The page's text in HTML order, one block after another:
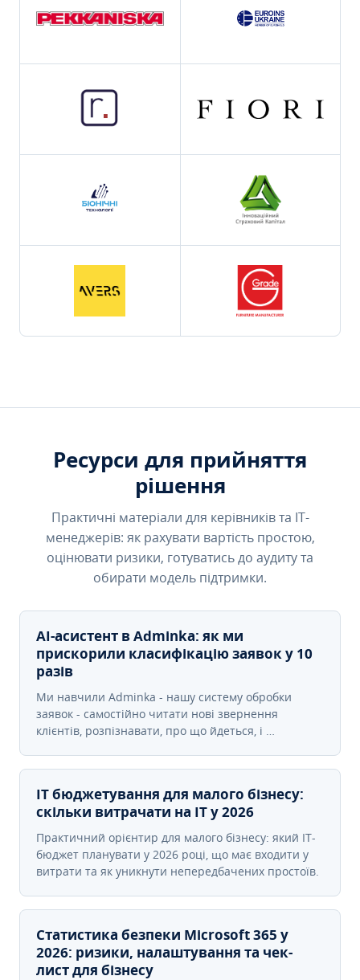
Ресурси для прийняття
рішення
Практичні матеріали для керівників та IT-
менеджерів: як рахувати вартість простою,
оцінювати ризики, готуватись до аудиту та
обирати модель підтримки.
AI-асистент в Adminka: як ми
прискорили класифікацію заявок у 10
разів
Ми навчили Adminka - нашу систему обробки
заявок - самостійно читати нові звернення
клієнтів, розпізнавати, про що йдеться, і …
IT бюджетування для малого бізнесу:
скільки витрачати на IT у 2026
Практичний орієнтир для малого бізнесу: який IT-
бюджет планувати у 2026 році, що має входити у
витрати та як уникнути непередбачених простоїв.
Статистика безпеки Microsoft 365 у
2026: ризики, налаштування та чек-
лист для бізнесу